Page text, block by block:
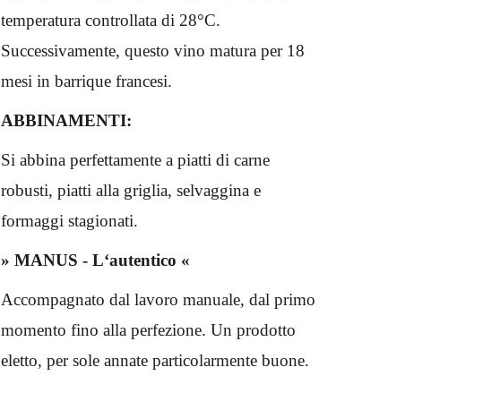
temperatura controllata di 28°C.
Successivamente, questo vino matura per 18
mesi in barrique francesi.
ABBINAMENTI:
Si abbina perfettamente a piatti di carne
robusti, piatti alla griglia, selvaggina e
formaggi stagionati.
» MANUS - L‘autentico «
Accompagnato dal lavoro manuale, dal primo
momento fino alla perfezione. Un prodotto
eletto, per sole annate particolarmente buone.